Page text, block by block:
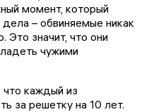
момент, который
– обвиняемые никак
Это значит, что они
чужими
каждый из
за решетку на 10 лет.